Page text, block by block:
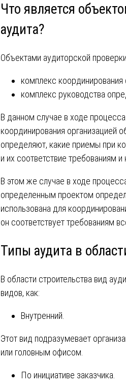
Что является
аудита?
Объектами аудиторской
комплекс координирования
комплекс руководства
В данном случае в ходе
координирования организацией
определяют, какие приемы при
и их соответствие требованиям
В этом же случае в ходе
определенным проектом
использована для
он соответствует требованиям
Типы аудита в
В области строительства вид
видов, как:
Внутренний.
Этот вид подразумевает
или головным офисом.
По инициативе заказчика.